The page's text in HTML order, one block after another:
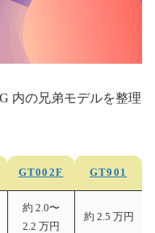
内の兄弟モデルを整理
GT002F GT901
約 2.0〜
2.2 万円
約 2.5 万円